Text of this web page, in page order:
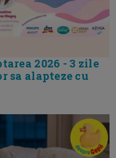
2026 - 3 zile
sa alapteze cu